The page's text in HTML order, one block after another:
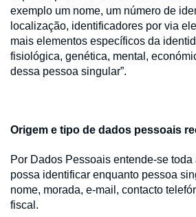
exemplo um nome, um número de
localização, identificadores por via
mais elementos específicos da
fisiológica, genética, mental,
dessa pessoa singular”.
Origem e tipo de dados pessoais
Por Dados Pessoais entende-se
possa identificar enquanto pessoa
nome, morada, e-mail, contacto
fiscal.